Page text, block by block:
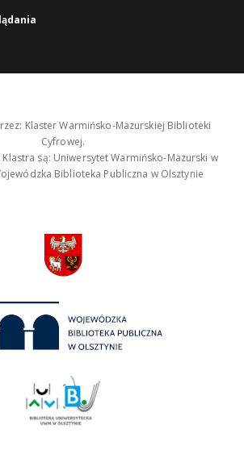
Klaster Warmińsko-Mazurskiej Biblioteki
Cyfrowej.
Klastra są: Uniwersytet Warmińsko-Mazurski w
Biblioteka Publiczna w Olsztynie